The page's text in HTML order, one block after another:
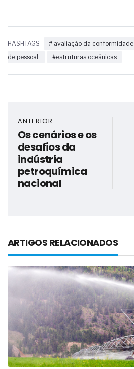
HASHTAGS # avaliação da conformidade
de pessoal
#estruturas oceânicas
ANTERIOR
Os cenários e os
desafios da
indústria
petroquímica
nacional
ARTIGOS RELACIONADOS